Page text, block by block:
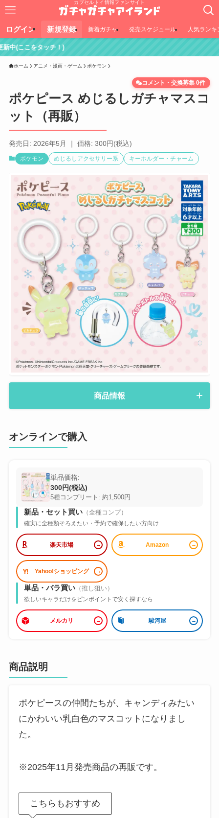
カプセルトイ情報ファンサイト
ログイン 新規登録 新着ガチャ 発売スケジュール 人気ランキ
ッチ！)
ホーム アニメ・漫画・ゲーム ポケモン
ポケピース めじるしガチャマスコ
ット（再販）
コメント・交換募集 0件
発売日: 2026年5月 ｜ 価格: 300円(税込)
ポケモン めじるしアクセサリー系 キーホルダー・チャーム
商品情報
オンラインで購入
単品価格:
300円(税込)
5種コンプリート: 約1,500円
新品・セット買い（全種コンプ）
確実に全種類そろえたい・予約で確保したい方向け
楽天市場 Amazon
Yahoo!ショッピング
単品・バラ買い（推し狙い）
欲しいキャラだけをピンポイントで安く探すなら
メルカリ 駿河屋
商品説明
ポケピースの仲間たちが、キャンディみたい
にかわいい乳白色のマスコットになりまし
た。
※2025年11月発売商品の再販です。
こちらもおすすめ